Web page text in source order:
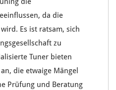
da die
wird. Es ist ratsam, sich
zu
Tuner bieten
, die etwaige Mängel
Prüfung und Beratung